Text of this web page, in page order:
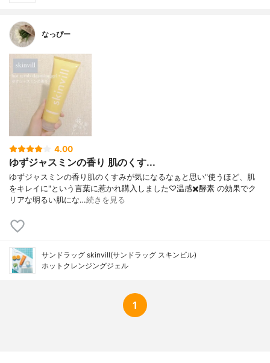
なっぴー
4.00
ゆずジャスミンの香り 肌のくす...
ゆずジャスミンの香り肌のくすみが気になるなぁと思い"使うほど、肌
をキレイに"という言葉に惹かれ購入しました♡温感✖️酵素 の効果でク
リアな明るい肌にな…続きを見る
サンドラッグ skinvill(サンドラッグ スキンビル)
ホットクレンジングジェル
1